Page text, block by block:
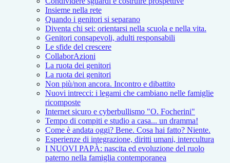
Insieme nella rete
Quando i genitori si separano
Diventa chi sei: orientarsi nella scuola e nella vita.
Genitori consapevoli, adulti responsabili
Le sfide del crescere
CollaborAzioni
La ruota dei genitori
La ruota dei genitori
Non più/non ancora. Incontro e dibattito
Nuovi intrecci: i legami che cambiano nelle famiglie
ricomposte
Internet sicuro e cyberbullismo "O. Focherini"
Tempo di compiti e studio a casa... un dramma!
Come è andata oggi? Bene. Cosa hai fatto? Niente.
Esperienze di integrazione, diritti umani, intercultura
I NUOVI PAPÀ: nascita ed evoluzione del ruolo
paterno nella famiglia contemporanea